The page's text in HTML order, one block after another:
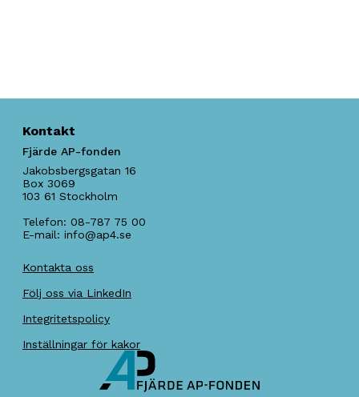
Kontakt
Fjärde AP-fonden
Jakobsbergsgatan 16
Box 3069
103 61 Stockholm
Telefon: 08-787 75 00
E-mail: info@ap4.se
Kontakta oss
Följ oss via LinkedIn
Integritetspolicy
Inställningar för kakor